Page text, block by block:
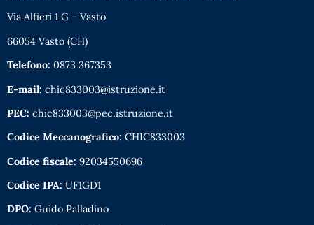
Via Alfieri 1 G – Vasto
66054 Vasto (CH)
Telefono: 0873 367353
E-mail: chic833003@istruzione.it
PEC: chic833003@pec.istruzione.it
Codice Meccanografico: CHIC833003
Codice fiscale: 92034550696
Codice IPA: UF1GD1
DPO: Guido Palladino